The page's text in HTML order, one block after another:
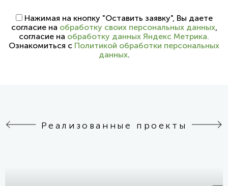
Нажимая на кнопку "Оставить заявку", Вы даете
согласие на обработку своих персональных данных,
согласие на обработку данных Яндекс Метрика.
Ознакомиться с Политикой обработки персональных
данных.
Реализованные проекты